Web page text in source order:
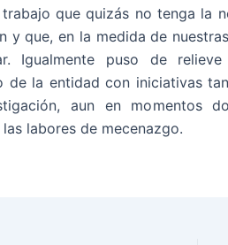
trabajo que quizás no tenga la
y que, en la medida de
Igualmente puso de
de la entidad con iniciativas
aun en momentos
labores de mecenazgo.